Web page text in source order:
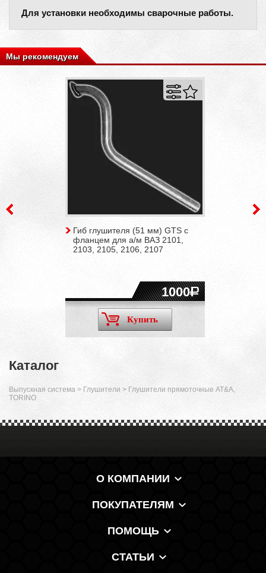
Для установки необходимы сварочные работы.
Мы рекомендуем
Гиб глушителя (51 мм) GTS с
фланцем для а/м ВАЗ 2101,
2103, 2105, 2106, 2107
1000
Купить
Каталог
Выпускная система > Глушители > Глушители прямоточные AT&A,
TORINO
О КОМПАНИИ
ПОКУПАТЕЛЯМ
ПОМОЩЬ
СТАТЬИ